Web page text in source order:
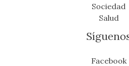
Sociedad
Salud
Facebook